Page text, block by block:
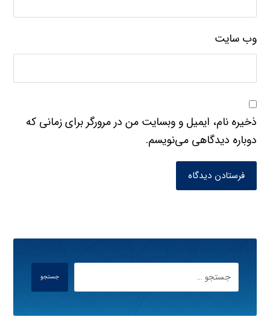
وب‌ سایت
ذخیره نام، ایمیل و وبسایت من در مرورگر برای زمانی که
دوباره دیدگاهی می‌نویسم.
فرستادن دیدگاه
جستجو